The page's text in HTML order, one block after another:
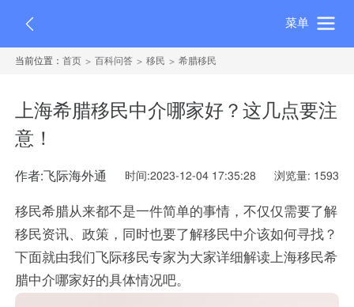
菜单
当前位置：首页 百科问答 移民 希腊移民
上海希腊移民中介哪家好？这几点要注
意！
作者:飞际海外通 时间:2023-12-04 17:35:28 浏览量: 1593
移民希腊从来都不是一件简单的事情，不仅仅需要了解
移民资讯、政策，同时也要了解移民中介该如何寻找？
下面就由我们飞际移民专家为大家详细解读上海移民希
腊中介哪家好的具体情况吧。